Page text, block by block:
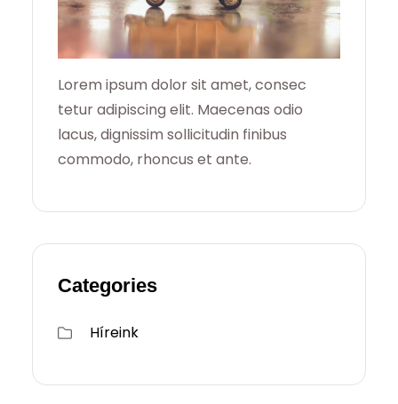
Lorem ipsum dolor sit amet, consec
tetur adipiscing elit. Maecenas odio
lacus, dignissim sollicitudin finibus
commodo, rhoncus et ante.
Categories
Híreink